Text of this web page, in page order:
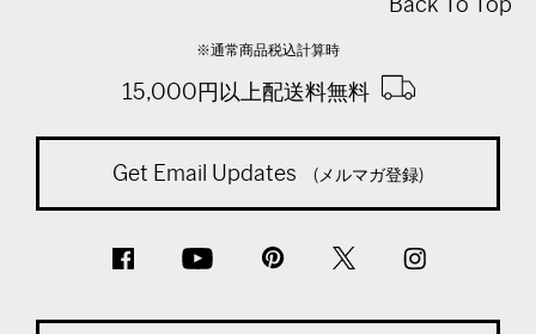
※通常商品税込計算時
15,000円以上配送料無料
Get Email Updates (メルマガ登録)